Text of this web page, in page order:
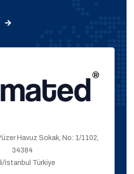
Havuz Sokak, No: 1/1102,
34384
İstanbul Türkiye